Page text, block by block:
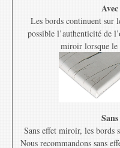
Les bords continuent sur
possible l’authenticité de
miroir lorsque le
Sans effet miroir, les bords
Nous recommandons sans